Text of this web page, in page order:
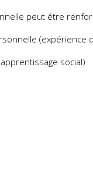
peut être
(expérience
social)